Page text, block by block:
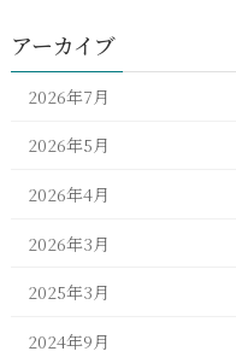
アーカイブ
2026年7月
2026年5月
2026年4月
2026年3月
2025年3月
2024年9月